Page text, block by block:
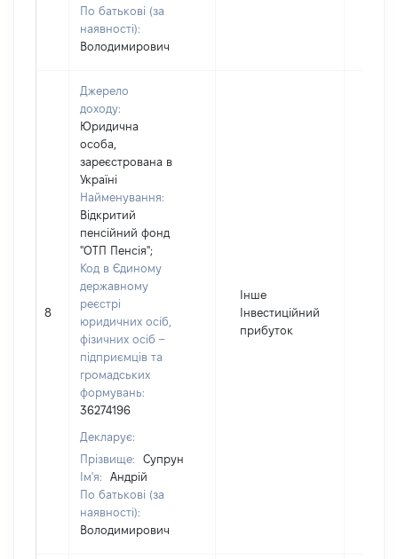
По батькові (за
наявності):
Володимирович
8
Джерело
доходу:
Юридична
особа,
зареєстрована в
Україні
Найменування:
Відкритий
пенсійний фонд
"ОТП Пенсія";
Код в Єдиному
державному
реєстрі
юридичних осіб,
фізичних осіб –
підприємців та
громадських
формувань:
36274196
Декларує:
Прізвище:
Супрун
Ім'я:
Андрій
По батькові (за
наявності):
Володимирович
Інше
Інвестиційний
прибуток